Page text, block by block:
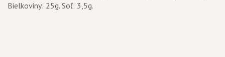
Bielkoviny: 25g. Soľ: 3,5g.